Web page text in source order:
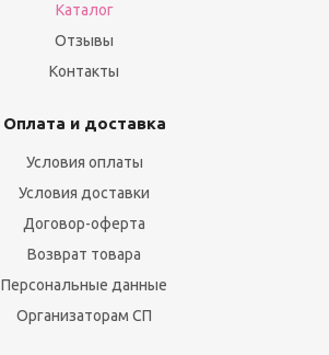
Каталог
Отзывы
Контакты
Оплата и доставка
Условия оплаты
Условия доставки
Договор-оферта
Возврат товара
Персональные данные
Организаторам СП